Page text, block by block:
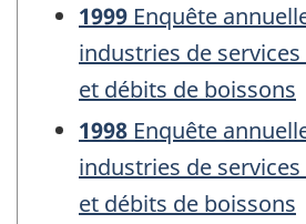
1999 Enquête
industries de
et débits de boissons
1998 Enquête
industries de
et débits de boissons